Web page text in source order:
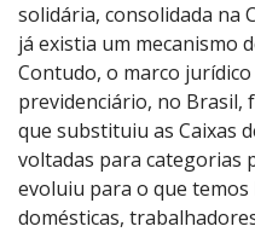
solidária, consolidada na
já existia um mecanismo
Contudo, o marco
previdenciário, no Brasil,
que substituiu as Caixas
voltadas para categorias
evoluiu para o que temos
domésticas,